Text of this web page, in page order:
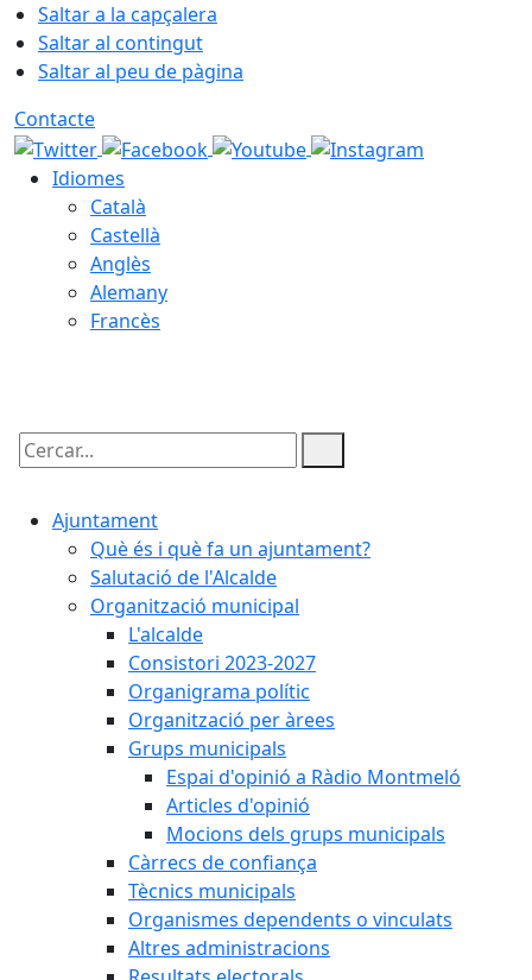
Saltar a la capçalera
Saltar al contingut
Saltar al peu de pàgina
Contacte
Idiomes
Català
Castellà
Anglès
Alemany
Francès
Cercar:
Ajuntament
Què és i què fa un ajuntament?
Salutació de l'Alcalde
Organització municipal
L'alcalde
Consistori 2023-2027
Organigrama polític
Organització per àrees
Grups municipals
Espai d'opinió a Ràdio Montmeló
Articles d'opinió
Mocions dels grups municipals
Càrrecs de confiança
Tècnics municipals
Organismes dependents o vinculats
Altres administracions